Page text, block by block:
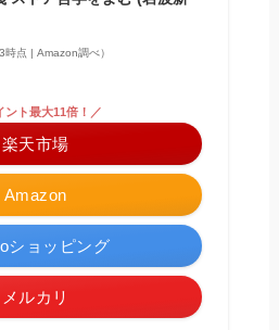
点 | Amazon調べ）
Amazon
ント最大11倍！／
楽天市場
ショッピング
メルカリ